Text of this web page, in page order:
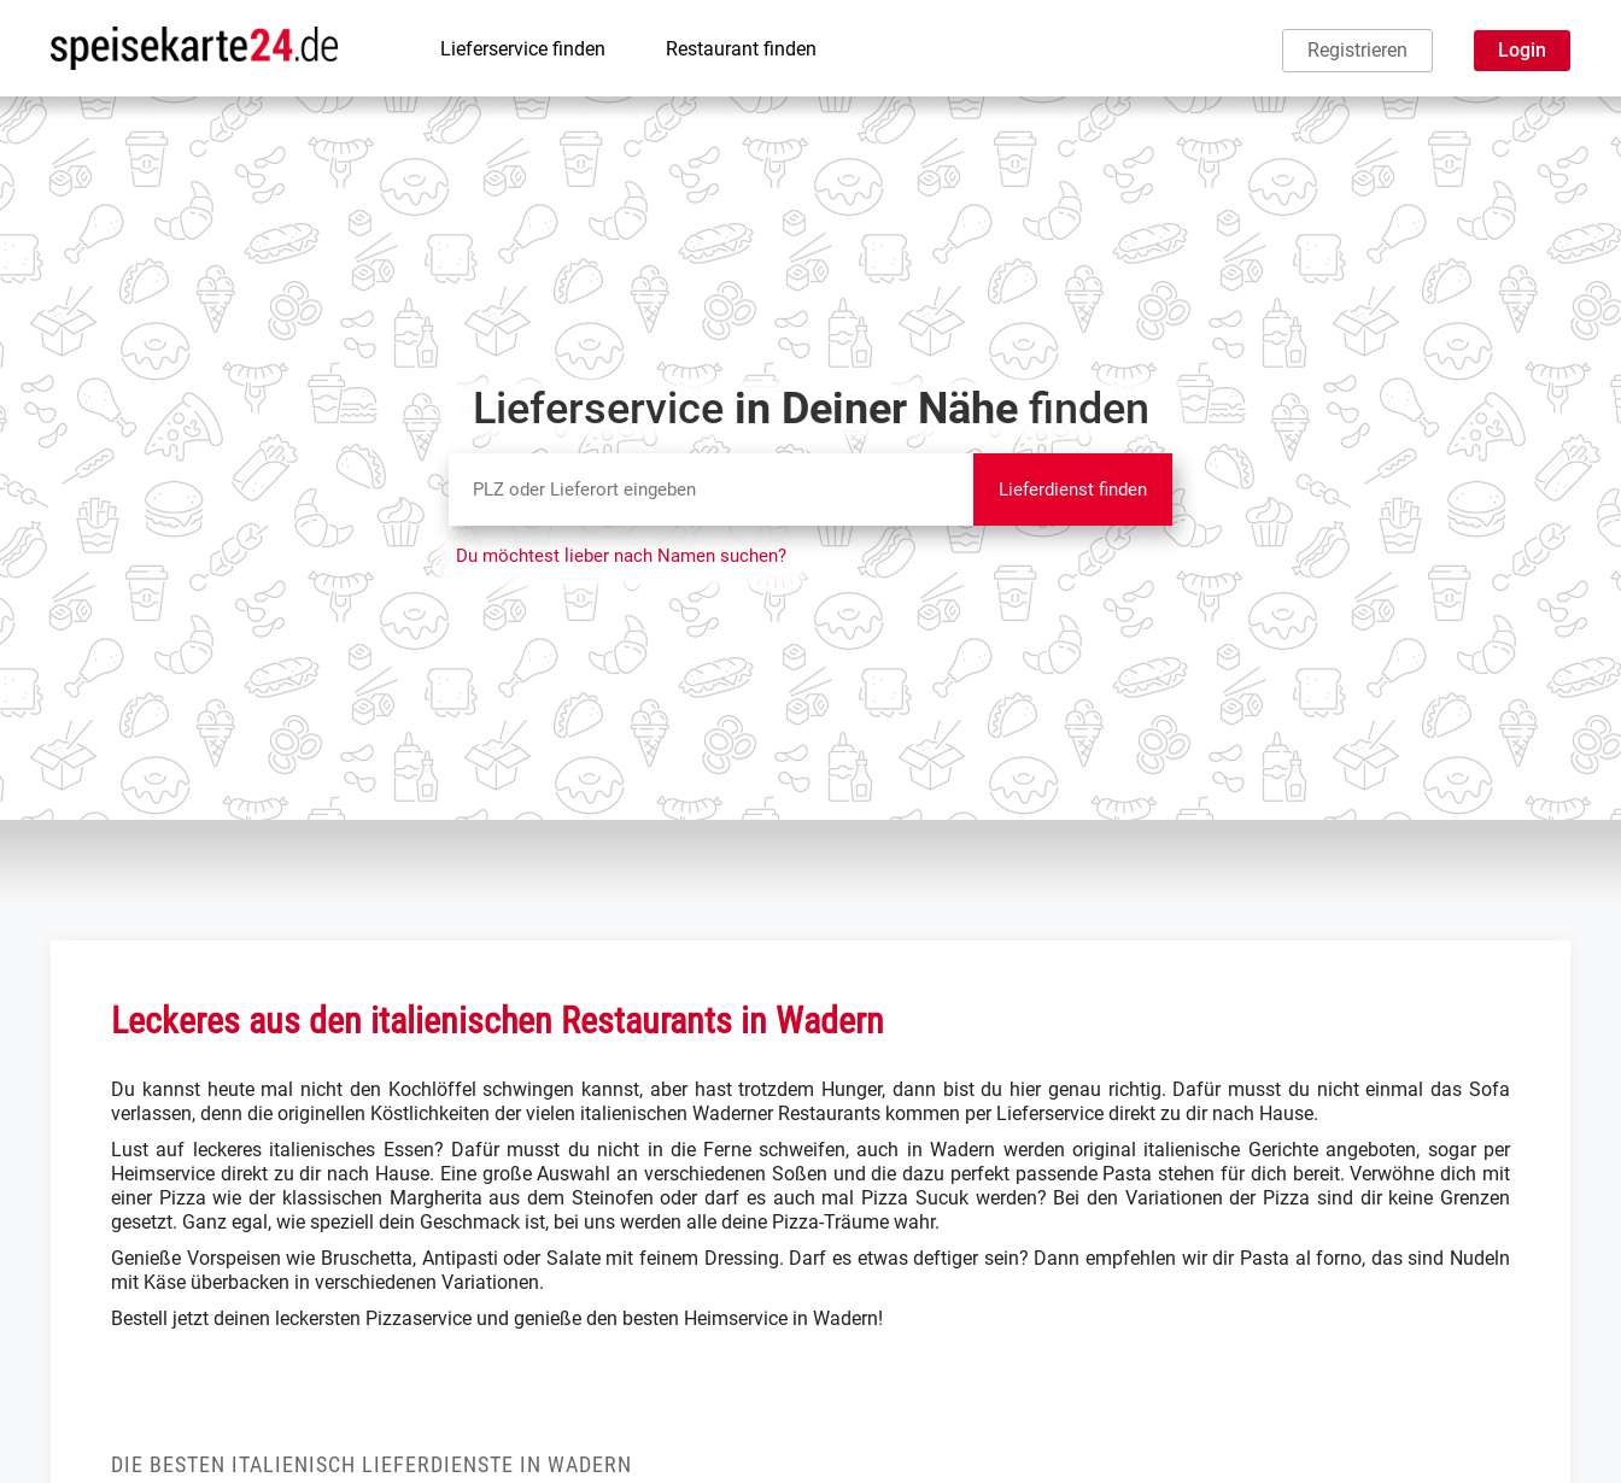
Lieferservice finden Restaurant finden Registrieren Login
Lieferservice in Deiner Nähefinden
Lieferdienst finden
Du möchtest lieber nach Namen suchen?
Leckeres aus den italienischen Restaurants in Wadern
Du kannst heute mal nicht den Kochlöffel schwingen kannst, aber hast trotzdem Hunger, dann bist du hier genau richtig. Dafür musst du nicht einmal das Sofa
verlassen, denn die originellen Köstlichkeiten der vielen italienischen Waderner Restaurants kommen per Lieferservice direkt zu dir nach Hause.
Lust auf leckeres italienisches Essen? Dafür musst du nicht in die Ferne schweifen, auch in Wadern werden original italienische Gerichte angeboten, sogar per
Heimservice direkt zu dir nach Hause. Eine große Auswahl an verschiedenen Soßen und die dazu perfekt passende Pasta stehen für dich bereit. Verwöhne dich mit
einer Pizza wie der klassischen Margherita aus dem Steinofen oder darf es auch mal Pizza Sucuk werden? Bei den Variationen der Pizza sind dir keine Grenzen
gesetzt. Ganz egal, wie speziell dein Geschmack ist, bei uns werden alle deine Pizza-Träume wahr.
Genieße Vorspeisen wie Bruschetta, Antipasti oder Salate mit feinem Dressing. Darf es etwas deftiger sein? Dann empfehlen wir dir Pasta al forno, das sind Nudeln
mit Käse überbacken in verschiedenen Variationen.
Bestell jetzt deinen leckersten Pizzaservice und genieße den besten Heimservice in Wadern!
DIE BESTEN ITALIENISCH LIEFERDIENSTE IN WADERN